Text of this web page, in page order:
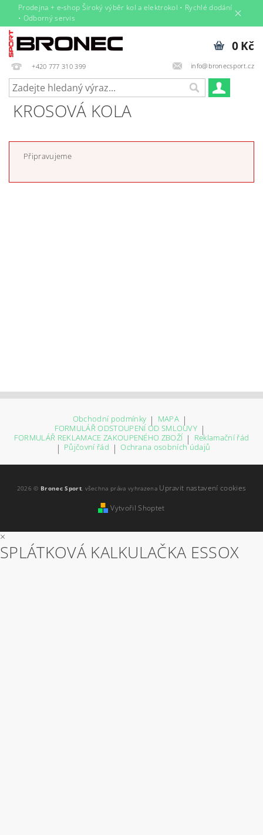
Prodejna + e‑shop Široký výběr kol a elektrokol • Rychlé dodání
• Odborný servis
+420 777 310 399 info@bronecsport.cz
0 Kč
KROSOVÁ KOLA
Připravujeme
Obchodní podmínky | MAPA |
FORMULÁŘ ODSTOUPENÍ OD SMLOUVY |
FORMULÁŘ REKLAMACE ZAKOUPENÉHO ZBOŽÍ | Reklamační řád
| Půjčovní řád | Ochrana osobních údajů
2026 © Bronec Sport, všechna práva vyhrazena Upravit nastavení cookies
Vytvořil Shoptet
×
SPLÁTKOVÁ KALKULAČKA ESSOX